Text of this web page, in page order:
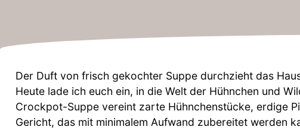
Der Duft von frisch gekochter Suppe durchzieht das
Heute lade ich euch ein, in die Welt der Hühnchen und
Crockpot-Suppe vereint zarte Hühnchenstücke, erdige
Gericht, das mit minimalem Aufwand zubereitet werden